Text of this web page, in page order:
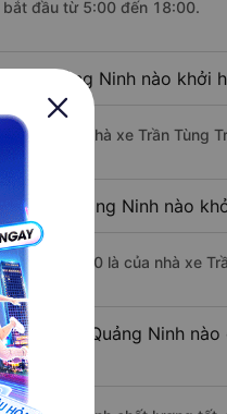
bắt đầu từ 5:00 đến 18:00.
- Quảng Ninh nào khởi
là của nhà xe Trần Tùng
Hà - Quảng Ninh nào
lúc 18:00 là của nhà xe
Hải Hà - Quảng Ninh